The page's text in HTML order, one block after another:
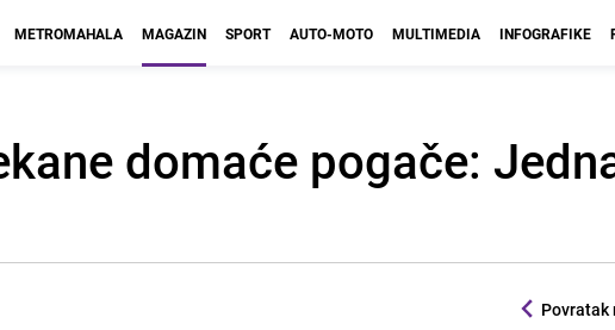
METROMAHALA MAGAZIN SPORT AUTO-MOTO MULTIMEDIA INFOGRAFIKE
domaće pogače:
Povratak